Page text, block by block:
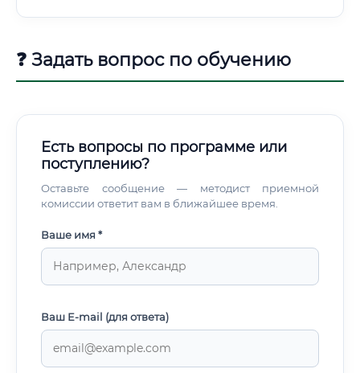
❓ Задать вопрос по обучению
Есть вопросы по программе или
поступлению?
Оставьте сообщение — методист приемной
комиссии ответит вам в ближайшее время.
Ваше имя *
Ваш E-mail (для ответа)